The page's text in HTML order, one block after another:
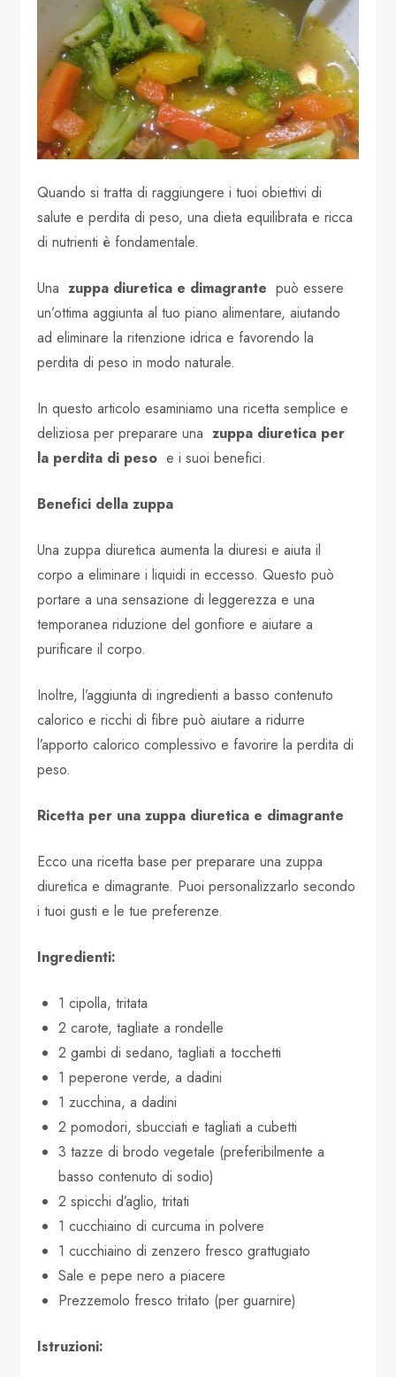
Quando si tratta di raggiungere i tuoi obiettivi di
salute e perdita di peso, una dieta equilibrata e ricca
di nutrienti è fondamentale.
Unazuppa diuretica e dimagrante può essere
un’ottima aggiunta al tuo piano alimentare, aiutando
ad eliminare la ritenzione idrica e favorendo la
perdita di peso in modo naturale.
In questo articolo esaminiamo una ricetta semplice e
deliziosa per preparare unazuppa diuretica per
la perdita di peso e i suoi benefici.
Benefici della zuppa
Una zuppa diuretica aumenta la diuresi e aiuta il
corpo a eliminare i liquidi in eccesso. Questo può
portare a una sensazione di leggerezza e una
temporanea riduzione del gonfiore e aiutare a
purificare il corpo.
Inoltre, l’aggiunta di ingredienti a basso contenuto
calorico e ricchi di fibre può aiutare a ridurre
l’apporto calorico complessivo e favorire la perdita di
peso.
Ricetta per una zuppa diuretica e dimagrante
Ecco una ricetta base per preparare una zuppa
diuretica e dimagrante. Puoi personalizzarlo secondo
i tuoi gusti e le tue preferenze.
Ingredienti:
1 cipolla, tritata
2 carote, tagliate a rondelle
2 gambi di sedano, tagliati a tocchetti
1 peperone verde, a dadini
1 zucchina, a dadini
2 pomodori, sbucciati e tagliati a cubetti
3 tazze di brodo vegetale (preferibilmente a
basso contenuto di sodio)
2 spicchi d’aglio, tritati
1 cucchiaino di curcuma in polvere
1 cucchiaino di zenzero fresco grattugiato
Sale e pepe nero a piacere
Prezzemolo fresco tritato (per guarnire)
Istruzioni: